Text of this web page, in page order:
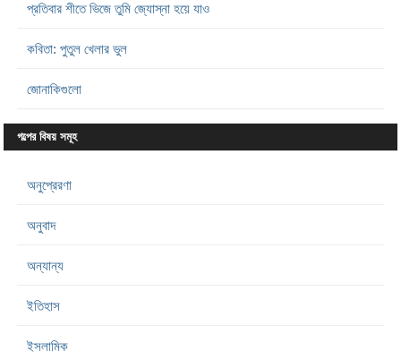
প্রতিবার শীতে ভিজে তুমি জ্যোস্না হয়ে যাও
কবিতা: পুতুল খেলার ভুল
জোনাকিগুলো
গল্পের বিষয় সমূহ
অনুপ্রেরণা
অনুবাদ
অন্যান্য
ইতিহাস
ইসলামিক